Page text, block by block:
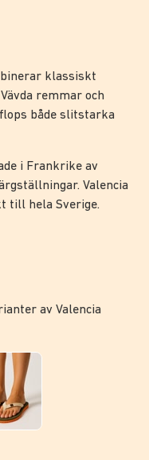
klassiskt
remmar och
både slitstarka
i Frankrike av
Valencia
till hela Sverige.
av Valencia